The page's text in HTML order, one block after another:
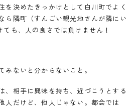
を決めたきっかけとして白川町でよく
ら隣町（すんごい観光地さんが隣にい
も、人の良さでは負けません！
みないと分からないこと。
、相手に興味を持ち、近づこうとする
人だけど、他人じゃない。都会では